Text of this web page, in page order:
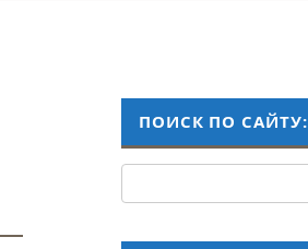
ПОИСК ПО САЙТУ: